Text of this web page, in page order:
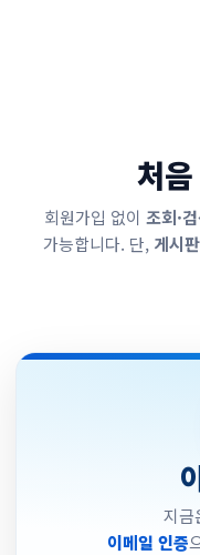
처
회원가입 없이 조회·
가능합니다. 단, 게시
지금
이메일 인증